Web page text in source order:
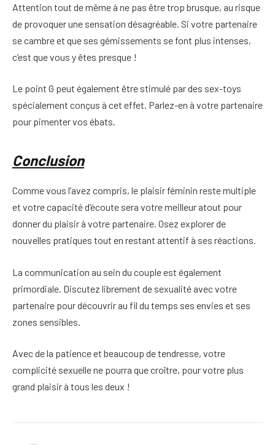
Attention tout de même à ne pas être trop brusque, au risque
de provoquer une sensation désagréable. Si votre partenaire
se cambre et que ses gémissements se font plus intenses,
c’est que vous y êtes presque !
Le point G peut également être stimulé par des sex-toys
spécialement conçus à cet effet. Parlez-en à votre partenaire
pour pimenter vos ébats.
Conclusion
Comme vous l’avez compris, le plaisir féminin reste multiple
et votre capacité d’écoute sera votre meilleur atout pour
donner du plaisir à votre partenaire. Osez explorer de
nouvelles pratiques tout en restant attentif à ses réactions.
La communication au sein du couple est également
primordiale. Discutez librement de sexualité avec votre
partenaire pour découvrir au fil du temps ses envies et ses
zones sensibles.
Avec de la patience et beaucoup de tendresse, votre
complicité sexuelle ne pourra que croître, pour votre plus
grand plaisir à tous les deux !